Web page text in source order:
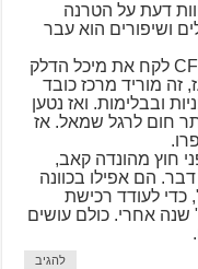
דעת על הטרנה
ושיפורים הוא עבר
בגדול, ה 800 של CF לקח את מיכל הדלק
זה מוריד מרכז כובד
ובבלימות. ואז נטען
חום לרגל שמאל. אז
חוץ מהונדה קאב,
הם אפילו בכוונה
כדי לעודד רכישת
אחרי. כולם עושים
להגיב